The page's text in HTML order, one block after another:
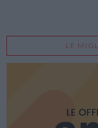
LE